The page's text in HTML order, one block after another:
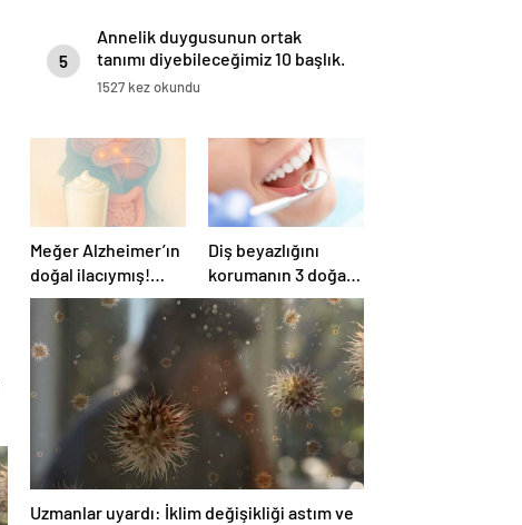
5
Annelik duygusunun ortak
tanımı diyebileceğimiz 10 başlık.
1527 kez okundu
Meğer Alzheimer’ın
doğal ilacıymış!
Bağırsak
iltihaplanmasını
önlüyor…
Diş beyazlığını
korumanın 3 doğal
yolu
Uzmanlar uyardı: İklim değişikliği astım ve